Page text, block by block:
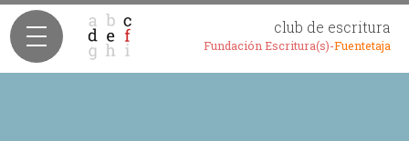
club de escritura
Fundación Escritura(s)-Fuentetaja